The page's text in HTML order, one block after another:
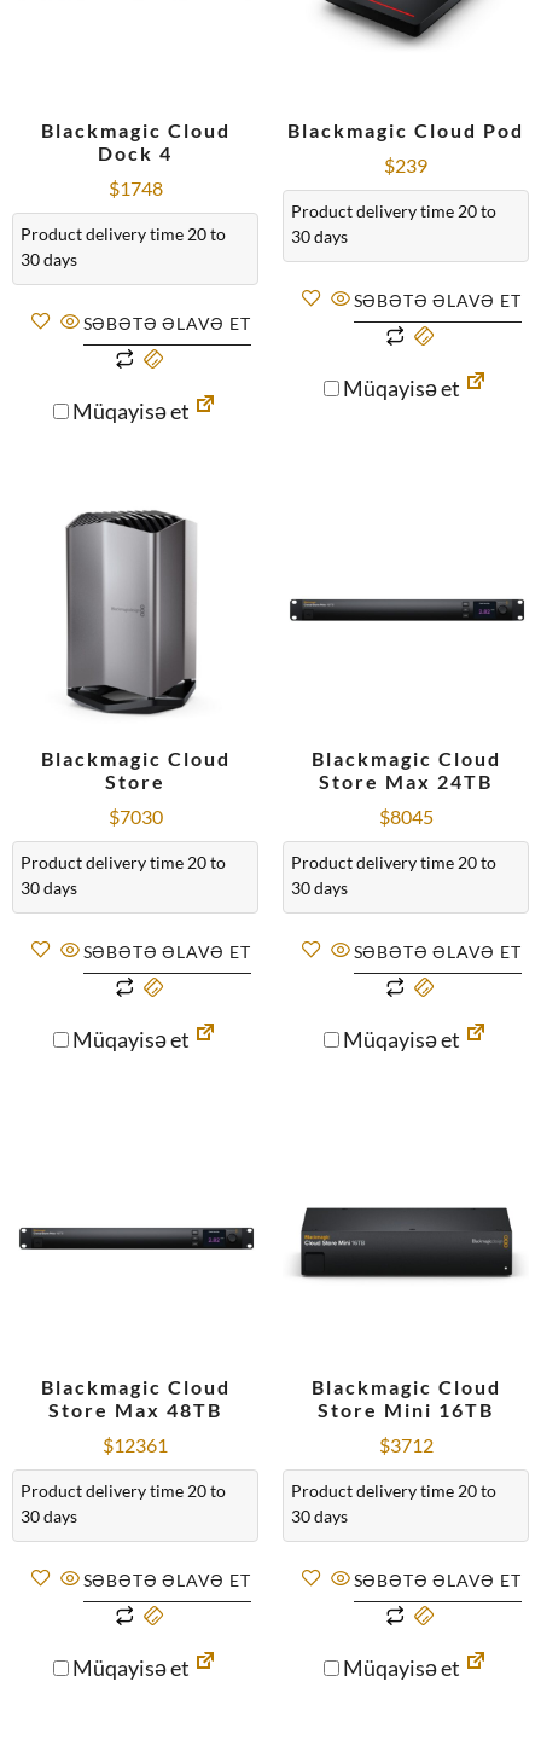
Blackmagic Cloud
Dock 4
$1748
Product delivery time 20 to
30 days
SƏBƏTƏ ƏLAVƏ ET
Müqayisə et
Blackmagic Cloud Pod
$239
Product delivery time 20 to
30 days
SƏBƏTƏ ƏLAVƏ ET
Müqayisə et
Blackmagic Cloud
Store
$7030
Product delivery time 20 to
30 days
SƏBƏTƏ ƏLAVƏ ET
Müqayisə et
Blackmagic Cloud
Store Max 24TB
$8045
Product delivery time 20 to
30 days
SƏBƏTƏ ƏLAVƏ ET
Müqayisə et
Blackmagic Cloud
Store Max 48TB
$12361
Product delivery time 20 to
30 days
SƏBƏTƏ ƏLAVƏ ET
Müqayisə et
Blackmagic Cloud
Store Mini 16TB
$3712
Product delivery time 20 to
30 days
SƏBƏTƏ ƏLAVƏ ET
Müqayisə et